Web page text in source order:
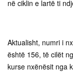
në ciklin e lartë ti
Aktualisht, numri i
është 156, të cilët
kurse nxënësit nga